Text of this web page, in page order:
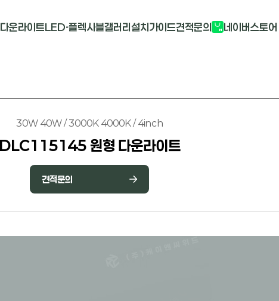
다운라이트
사각 COB
LED·플렉시블
바리솔PCB
갤러리설치가이드견적문의 네이버스토어
30W 40W / 3000K 4000K / 4inch
DLC115145 원형 다운라이트
견적문의